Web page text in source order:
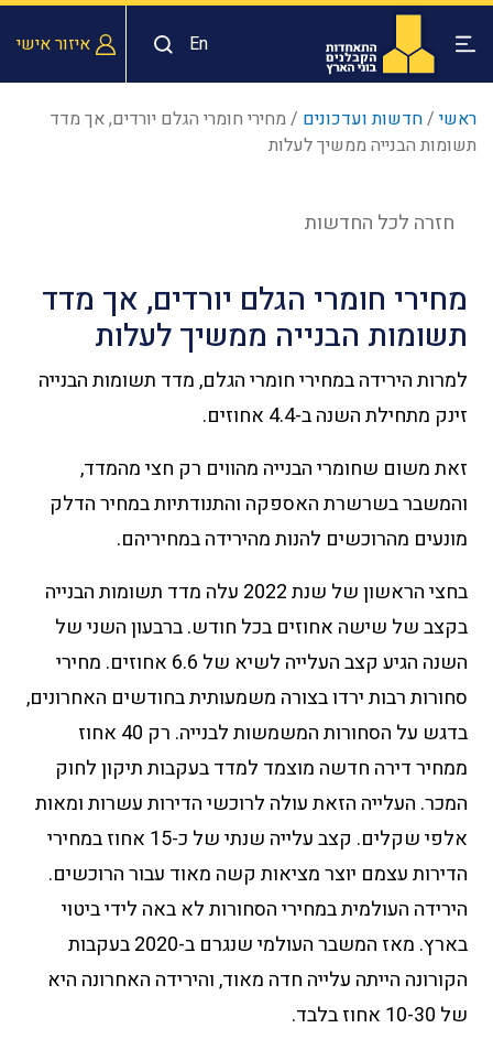
En איזור אישי
ראשי /חדשות ועדכונים / מחירי חומרי הגלם יורדים, אך מדד
תשומות הבנייה ממשיך לעלות
חזרה לכל החדשות
מחירי חומרי הגלם יורדים, אך מדד
תשומות הבנייה ממשיך לעלות
למרות הירידה במחירי חומרי הגלם, מדד תשומות הבנייה
זינק מתחילת השנה ב-4.4 אחוזים.
זאת משום שחומרי הבנייה מהווים רק חצי מהמדד,
והמשבר בשרשרת האספקה והתנודתיות במחיר הדלק
מונעים מהרוכשים להנות מהירידה במחיריהם.
בחצי הראשון של שנת 2022 עלה מדד תשומות הבנייה
בקצב של שישה אחוזים בכל חודש. ברבעון השני של
השנה הגיע קצב העלייה לשיא של 6.6 אחוזים. מחירי
סחורות רבות ירדו בצורה משמעותית בחודשים האחרונים,
בדגש על הסחורות המשמשות לבנייה. רק 40 אחוז
ממחיר דירה חדשה מוצמד למדד בעקבות תיקון לחוק
המכר. העלייה הזאת עולה לרוכשי הדירות עשרות ומאות
אלפי שקלים. קצב עלייה שנתי של כ-15 אחוז במחירי
הדירות עצמם יוצר מציאות קשה מאוד עבור הרוכשים.
הירידה העולמית במחירי הסחורות לא באה לידי ביטוי
בארץ. מאז המשבר העולמי שנגרם ב-2020 בעקבות
הקורונה הייתה עלייה חדה מאוד, והירידה האחרונה היא
של 10-30 אחוז בלבד.